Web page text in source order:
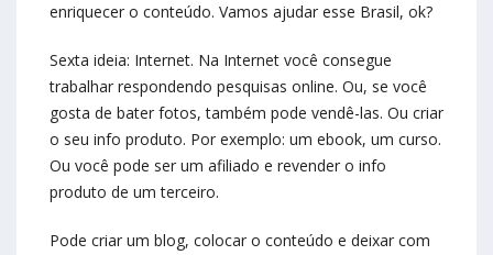
enriquecer o conteúdo. Vamos ajudar esse Brasil, ok?
Sexta ideia: Internet. Na Internet você consegue
trabalhar respondendo pesquisas online. Ou, se você
gosta de bater fotos, também pode vendê-las. Ou criar
o seu info produto. Por exemplo: um ebook, um curso.
Ou você pode ser um afiliado e revender o info
produto de um terceiro.
Pode criar um blog, colocar o conteúdo e deixar com